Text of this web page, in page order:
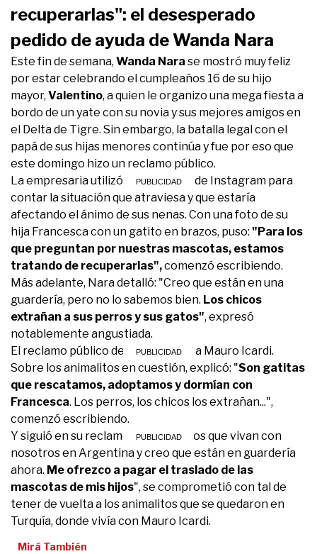
recuperarlas": el desesperado
pedido de ayuda de Wanda Nara
Este fin de semana, Wanda Nara se mostró muy feliz
por estar celebrando el cumpleaños 16 de su hijo
mayor, Valentino, a quien le organizo una mega fiesta a
bordo de un yate con su novia y sus mejores amigos en
el Delta de Tigre. Sin embargo, la batalla legal con el
papá de sus hijas menores continúa y fue por eso que
este domingo hizo un reclamo público.
La empresaria utilizó sus historias de Instagram para
contar la situación que atraviesa y que estaría
afectando el ánimo de sus nenas. Con una foto de su
hija Francesca con un gatito en brazos, puso: "Para los
que preguntan por nuestras mascotas, estamos
tratando de recuperarlas",comenzó escribiendo.
Más adelante, Nara detalló: "Creo que están en una
guardería, pero no lo sabemos bien. Los chicos
extrañan a sus perros y sus gatos", expresó
notablemente angustiada.
El reclamo público de Wanda Nara a Mauro Icardi.
Sobre los animalitos en cuestión, explicó: "Son gatitas
que rescatamos, adoptamos y dormían con
Francesca. Los perros, los chicos los extrañan...",
comenzó escribiendo.
Y siguió en su reclamo: "Quisiéramos que vivan con
nosotros en Argentina y creo que están en guardería
ahora. Me ofrezco a pagar el traslado de las
mascotas de mis hijos", se comprometió con tal de
tener de vuelta a los animalitos que se quedaron en
Turquía, donde vivía con Mauro Icardi.
Mirá También